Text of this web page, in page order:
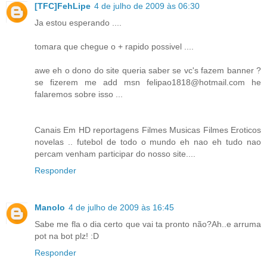
[TFC]FehLipe 4 de julho de 2009 às 06:30
Ja estou esperando ....
tomara que chegue o + rapido possivel ....
awe eh o dono do site queria saber se vc's fazem banner ?
se fizerem me add msn felipao1818@hotmail.com he
falaremos sobre isso ...
Canais Em HD reportagens Filmes Musicas Filmes Eroticos
novelas .. futebol de todo o mundo eh nao eh tudo nao
percam venham participar do nosso site....
Responder
Manolo 4 de julho de 2009 às 16:45
Sabe me fla o dia certo que vai ta pronto não?Ah..e arruma
pot na bot plz! :D
Responder